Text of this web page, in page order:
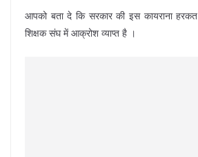
आपको बता दे कि सरकार की इस कायराना
शिक्षक संघ में आक्रोश व्याप्त है ।